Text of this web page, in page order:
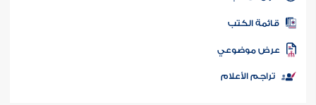
المكتبة
الكتب
موضوعي